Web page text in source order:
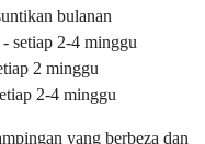
bulanan
setiap 2-4 minggu
2 minggu
2-4 minggu
yang berbeza dan